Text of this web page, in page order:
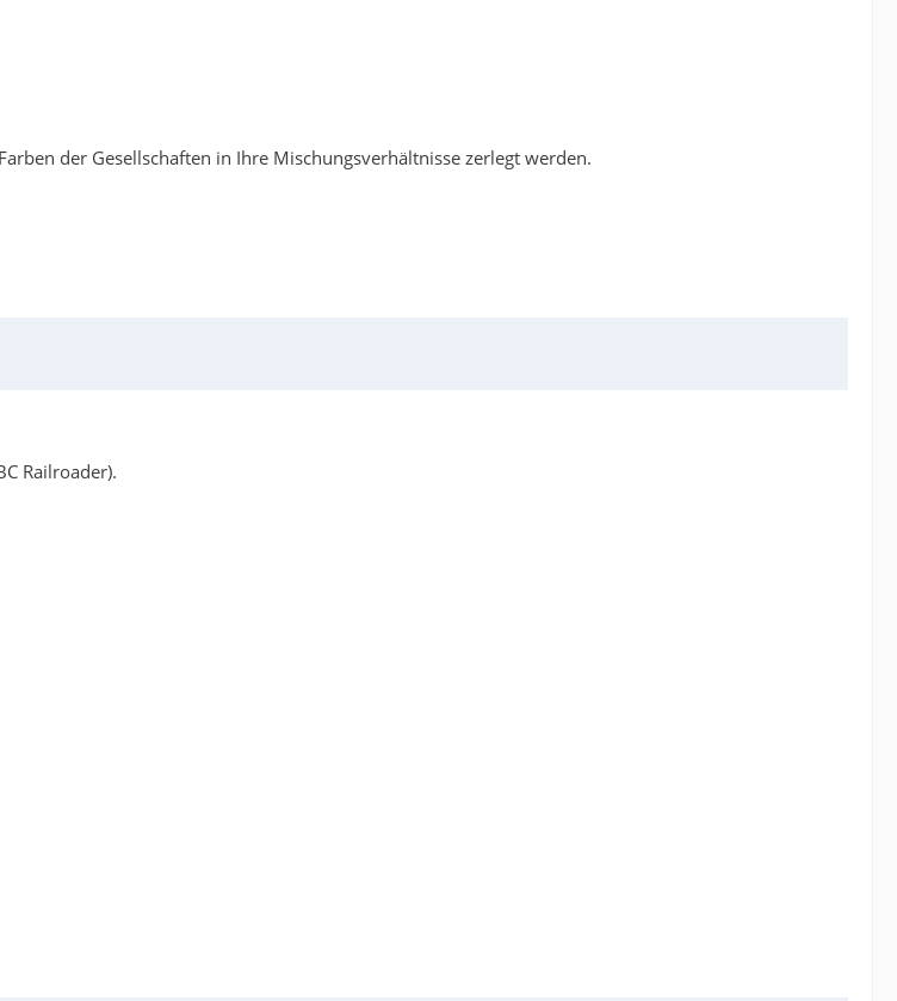
der Gesellschaften in Ihre Mischungsverhältnisse zerlegt werden.
Railroader).